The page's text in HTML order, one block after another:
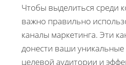
Чтобы выделиться среди
важно правильно
каналы маркетинга. Эти
донести ваши
целевой аудитории и